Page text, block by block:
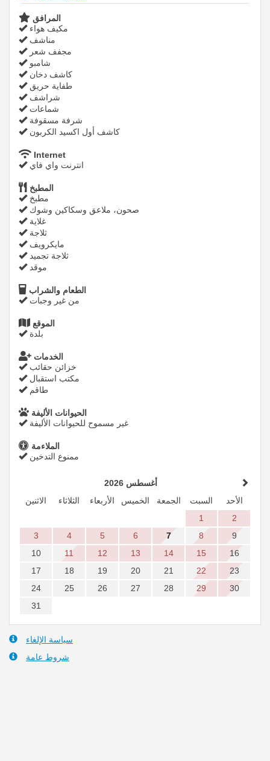
المرافق
مكيف هواء
مناشف
مجفف شعر
شامبو
كاشف دخان
طفاية حريق
شراشف
شماعات
شرفة مسقوفة
كاشف أول اكسيد الكربون
Internet
انترنت واي فاي
المطبخ
مطبخ
صحون، ملاعق وسكاكين وشوك
غلاية
ثلاجة
مايكرويف
ثلاجة تجميد
موقد
الطعام والشراب
من غير وجبات
الموقع
بلدة
الخدمات
خزائن حقائب
مكتب استقبال
طاقم
الحيوانات الأليفة
غير مسموح للحيوانات الأليفة
الملاءمة
ممنوع التدخين
أغسطس 2026
الاثنين
الثلاثاء الأربعاء الخميس الجمعة السبت
الأحد
1
2
3
4 5 6 7 8
9
10
11 12 13 14 15
16
17
18 19 20 21 22
23
24
25 26 27 28 29
30
31
سياسة الإلغاء
شروط عامة